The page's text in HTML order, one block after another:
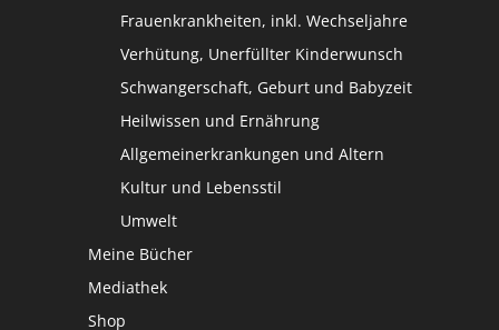
Frauenkrankheiten, inkl. Wechseljahre
Verhütung, Unerfüllter Kinderwunsch
Schwangerschaft, Geburt und Babyzeit
Heilwissen und Ernährung
Allgemeinerkrankungen und Altern
Kultur und Lebensstil
Umwelt
Meine Bücher
Mediathek
Shop